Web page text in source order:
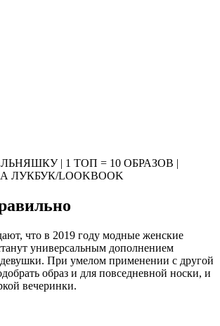
| 1 ТОП = 10 ОБРАЗОВ |
LOOKBOOK
что в 2019 году модные женские
универсальным дополнением
При умелом применении с другой
образ и для повседневной носки, и
вечеринки.